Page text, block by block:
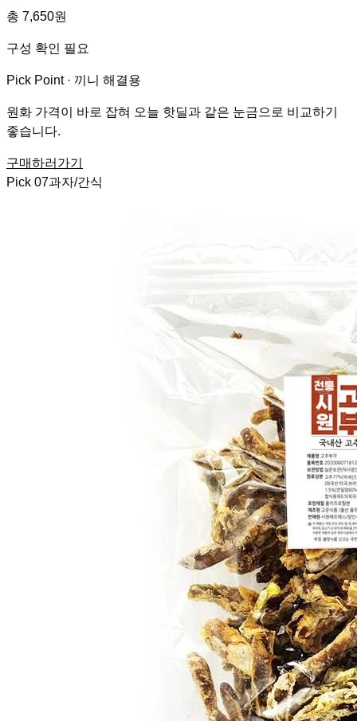
총 7,650원
구성 확인 필요
Pick Point · 끼니 해결용
원화 가격이 바로 잡혀 오늘 핫딜과 같은 눈금으로 비교하기
좋습니다.
구매하러가기
Pick 07과자/간식